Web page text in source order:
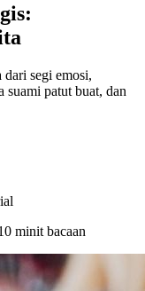
dari segi emosi,
suami patut buat, dan
minit bacaan